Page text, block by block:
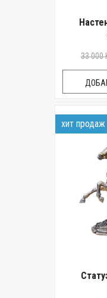
33 000
хит продаж